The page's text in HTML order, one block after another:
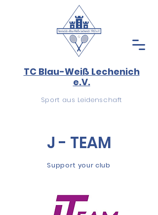
TC Blau-Weiß Lechenich
e.V.
Sport aus Leidenschaft
J - TEAM
Support your club